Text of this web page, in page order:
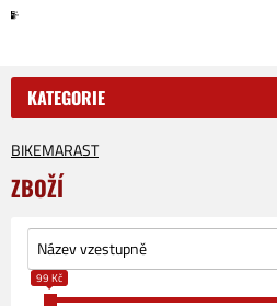
KATEGORIE
BIKEMARAST
ZBOŽÍ
99 Kč